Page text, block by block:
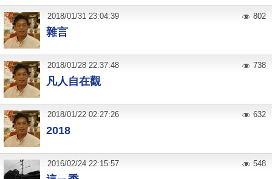
雜言
2018/01/31 23:04:39 802
凡人自在觀
2018/01/28 22:37:48 738
2018
2018/01/22 02:27:26 632
2016/02/24 22:15:57 548